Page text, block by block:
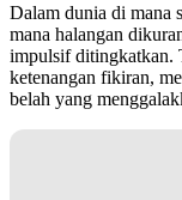
Dalam dunia di mana
mana halangan
impulsif ditingkatkan.
ketenangan fikiran,
belah yang